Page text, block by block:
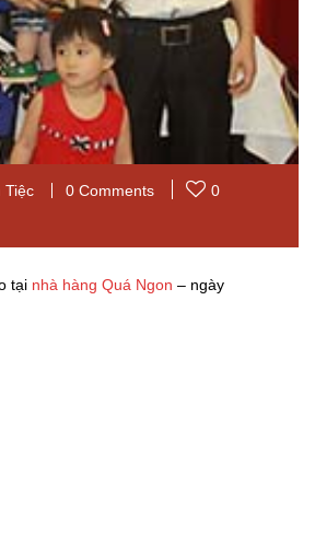
Tiệc 0 Comments
0
tại nhà hàng Quá Ngon – ngày